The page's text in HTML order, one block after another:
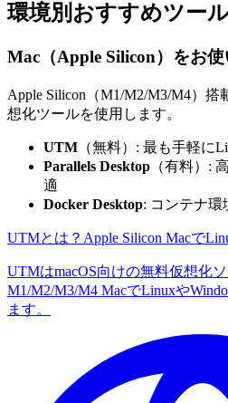
環境別おすすめツー
Mac（Apple Silicon）をお
Apple Silicon（M1/M2/M3/M4）
想化ツールを使用します。
UTM （無料）: 最も手軽に
Parallels Desktop （有料）:
適
Docker Desktop: コンテナ環
UTMとは？Apple Silicon Macで
UTMはmacOS向けの無料仮想化
M1/M2/M3/M4 MacでLinuxや
ます。